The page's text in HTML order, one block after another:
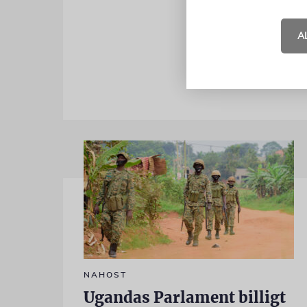
zum
Bücher
NAHOST
Ugandas Parlament billigt